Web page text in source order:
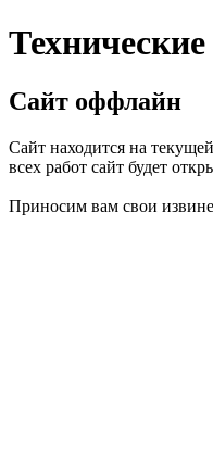
Сайт оффлайн
Сайт находится на
всех работ сайт будет
Приносим вам свои